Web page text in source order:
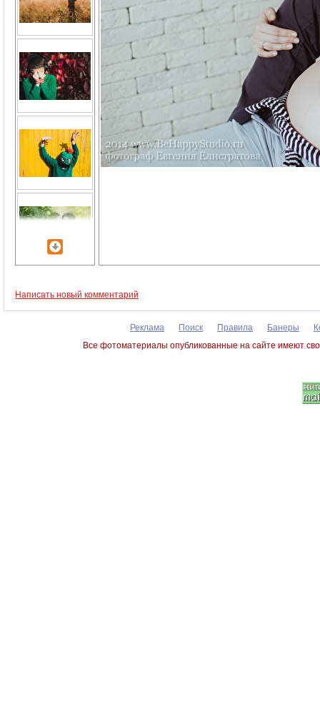
Написать новый комментарий
Реклама Поиск Правила Банеры
Все фотоматериалы опубликованные на сайте имеют